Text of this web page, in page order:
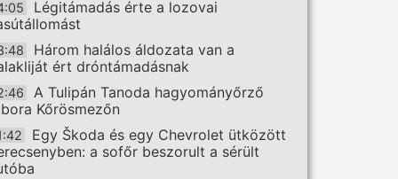
Légitámadás érte a lozovai
Három halálos áldozata van a
ért dróntámadásnak
A Tulipán Tanoda hagyományőrző
Kőrösmezőn
Egy Škoda és egy Chevrolet ütközött
a sofőr beszorult a sérült